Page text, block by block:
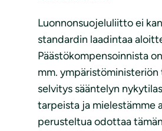
Luonnonsuojeluliitto ei
standardin laadintaa
Päästökompensoinnista
mm.
selvitys sääntelyn
tarpeista ja mielestämme
perusteltua odottaa